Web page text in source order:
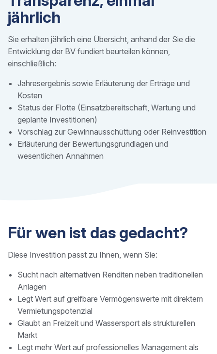
jährlich
Sie erhalten jährlich eine Übersicht, anhand der Sie die
Entwicklung der BV fundiert beurteilen können,
einschließlich:
Jahresergebnis sowie Erläuterung der Erträge und
Kosten
Status der Flotte (Einsatzbereitschaft, Wartung und
geplante Investitionen)
Vorschlag zur Gewinnausschüttung oder Reinvestition
Erläuterung der Bewertungsgrundlagen und
wesentlichen Annahmen
Für wen ist das gedacht?
Diese Investition passt zu Ihnen, wenn Sie:
Sucht nach alternativen Renditen neben traditionellen
Anlagen
Legt Wert auf greifbare Vermögenswerte mit direktem
Vermietungspotenzial
Glaubt an Freizeit und Wassersport als strukturellen
Markt
Legt mehr Wert auf professionelles Management als